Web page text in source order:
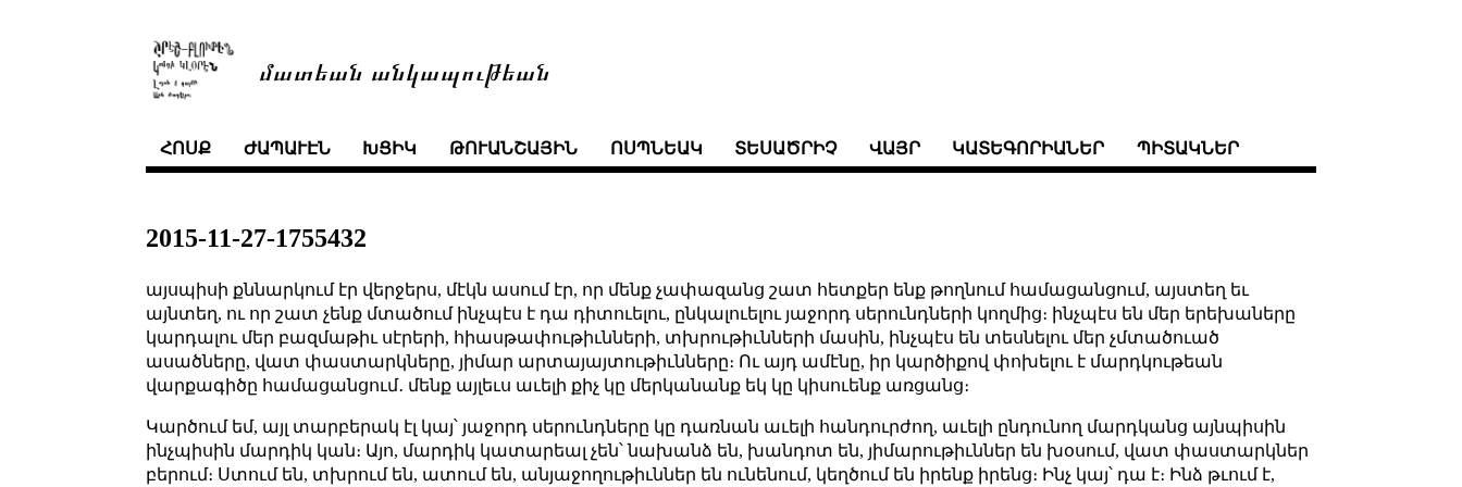
մատեան անկապութեան
ՀՈՍՔ ԺԱՊԱՒԷՆ ԽՑԻԿ ԹՈՒԱՆՇԱՅԻՆ ՈՍՊՆԵԱԿ ՏԵՍԱԾՐԻՉ ՎԱՅՐ ԿԱՏԵԳՈՐԻԱՆԵՐ ՊԻՏԱԿՆԵՐ
2015-11-27-1755432
այսպիսի քննարկում էր վերջերս, մէկն ասում էր, որ մենք չափազանց շատ հետքեր ենք թողնում համացանցում, այստեղ եւ
այնտեղ, ու որ շատ չենք մտածում ինչպէս է դա դիտուելու, ընկալուելու յաջորդ սերունդների կողմից։ ինչպէս են մեր երեխաները
կարդալու մեր բազմաթիւ սէրերի, հիասթափութիւնների, տխրութիւնների մասին, ինչպէս են տեսնելու մեր չմտածուած
ասածները, վատ փաստարկները, յիմար արտայայտութիւնները։ Ու այդ ամէնը, իր կարծիքով փոխելու է մարդկութեան
վարքագիծը համացանցում․ մենք այլեւս աւելի քիչ կը մերկանանք եկ կը կիսուենք առցանց։
Կարծում եմ, այլ տարբերակ էլ կայ՝ յաջորդ սերունդները կը դառնան աւելի հանդուրժող, աւելի ընդունող մարդկանց այնպիսին
ինչպիսին մարդիկ կան։ Այո, մարդիկ կատարեալ չեն՝ նախանձ են, խանդոտ են, յիմարութիւններ են խօսում, վատ փաստարկներ
բերում։ Ստում են, տխրում են, ատում են, անյաջողութիւններ են ունենում, կեղծում են իրենք իրենց։ Ինչ կայ՝ դա է։ Ինձ թւում է,